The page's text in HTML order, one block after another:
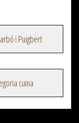
i Puigbert
cuina